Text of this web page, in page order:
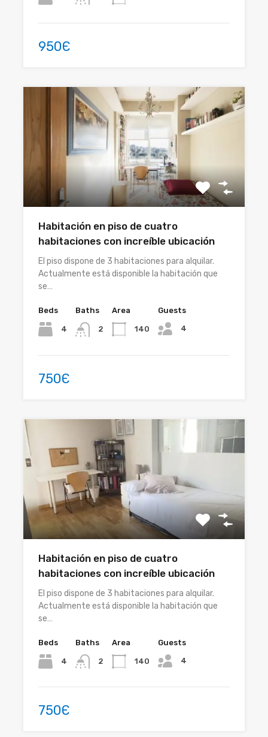
950Є
Habitación en piso de cuatro
habitaciones con increíble ubicación
El piso dispone de 3 habitaciones para alquilar.
Actualmente está disponible la habitación que
se…
Beds
4
Baths
2
Area
140
Guests
4
750Є
Habitación en piso de cuatro
habitaciones con increíble ubicación
El piso dispone de 3 habitaciones para alquilar.
Actualmente está disponible la habitación que
se…
Beds
4
Baths
2
Area
140
Guests
4
750Є